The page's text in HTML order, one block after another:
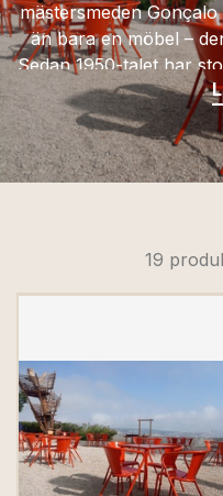
mästersmeden
än bara en möbel –
Sedan 1950-talet har
Portugals terrasser,
för sin robusta
Tillverkad i
Idag pryder
kontinenter – en
håller
19